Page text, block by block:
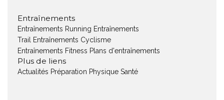
Entraînements
Entraînements Running Entraînements
Trail
Entraînements Cyclisme
Entraînements Fitness Plans d'entraînements
Plus de liens
Actualités Préparation Physique Santé